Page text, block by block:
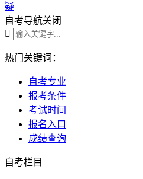
疑
自考导航关闭

热门关键词：
自考专业
报考条件
考试时间
报名入口
成绩查询
自考栏目